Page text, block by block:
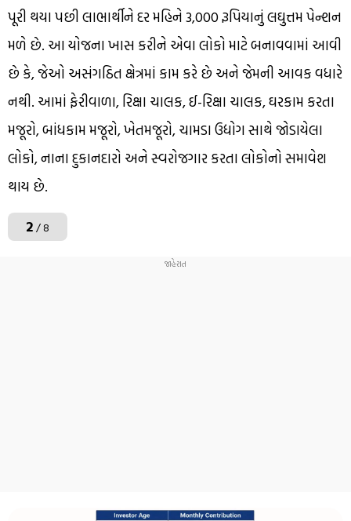
પૂરી થયા પછી લાભાર્થીને દર મહિને 3,000 રૂપિયાનું લઘુત્તમ પેન્શન
મળે છે. આ યોજના ખાસ કરીને એવા લોકો માટે બનાવવામાં આવી
છે કે, જેઓ અસંગઠિત ક્ષેત્રમાં કામ કરે છે અને જેમની આવક વધારે
નથી. આમાં ફેરીવાળા, રિક્ષા ચાલક, ઈ-રિક્ષા ચાલક, ઘરકામ કરતા
મજૂરો, બાંધકામ મજૂરો, ખેતમજૂરો, ચામડા ઉદ્યોગ સાથે જોડાયેલા
લોકો, નાના દુકાનદારો અને સ્વરોજગાર કરતા લોકોનો સમાવેશ
થાય છે.
2/ 8